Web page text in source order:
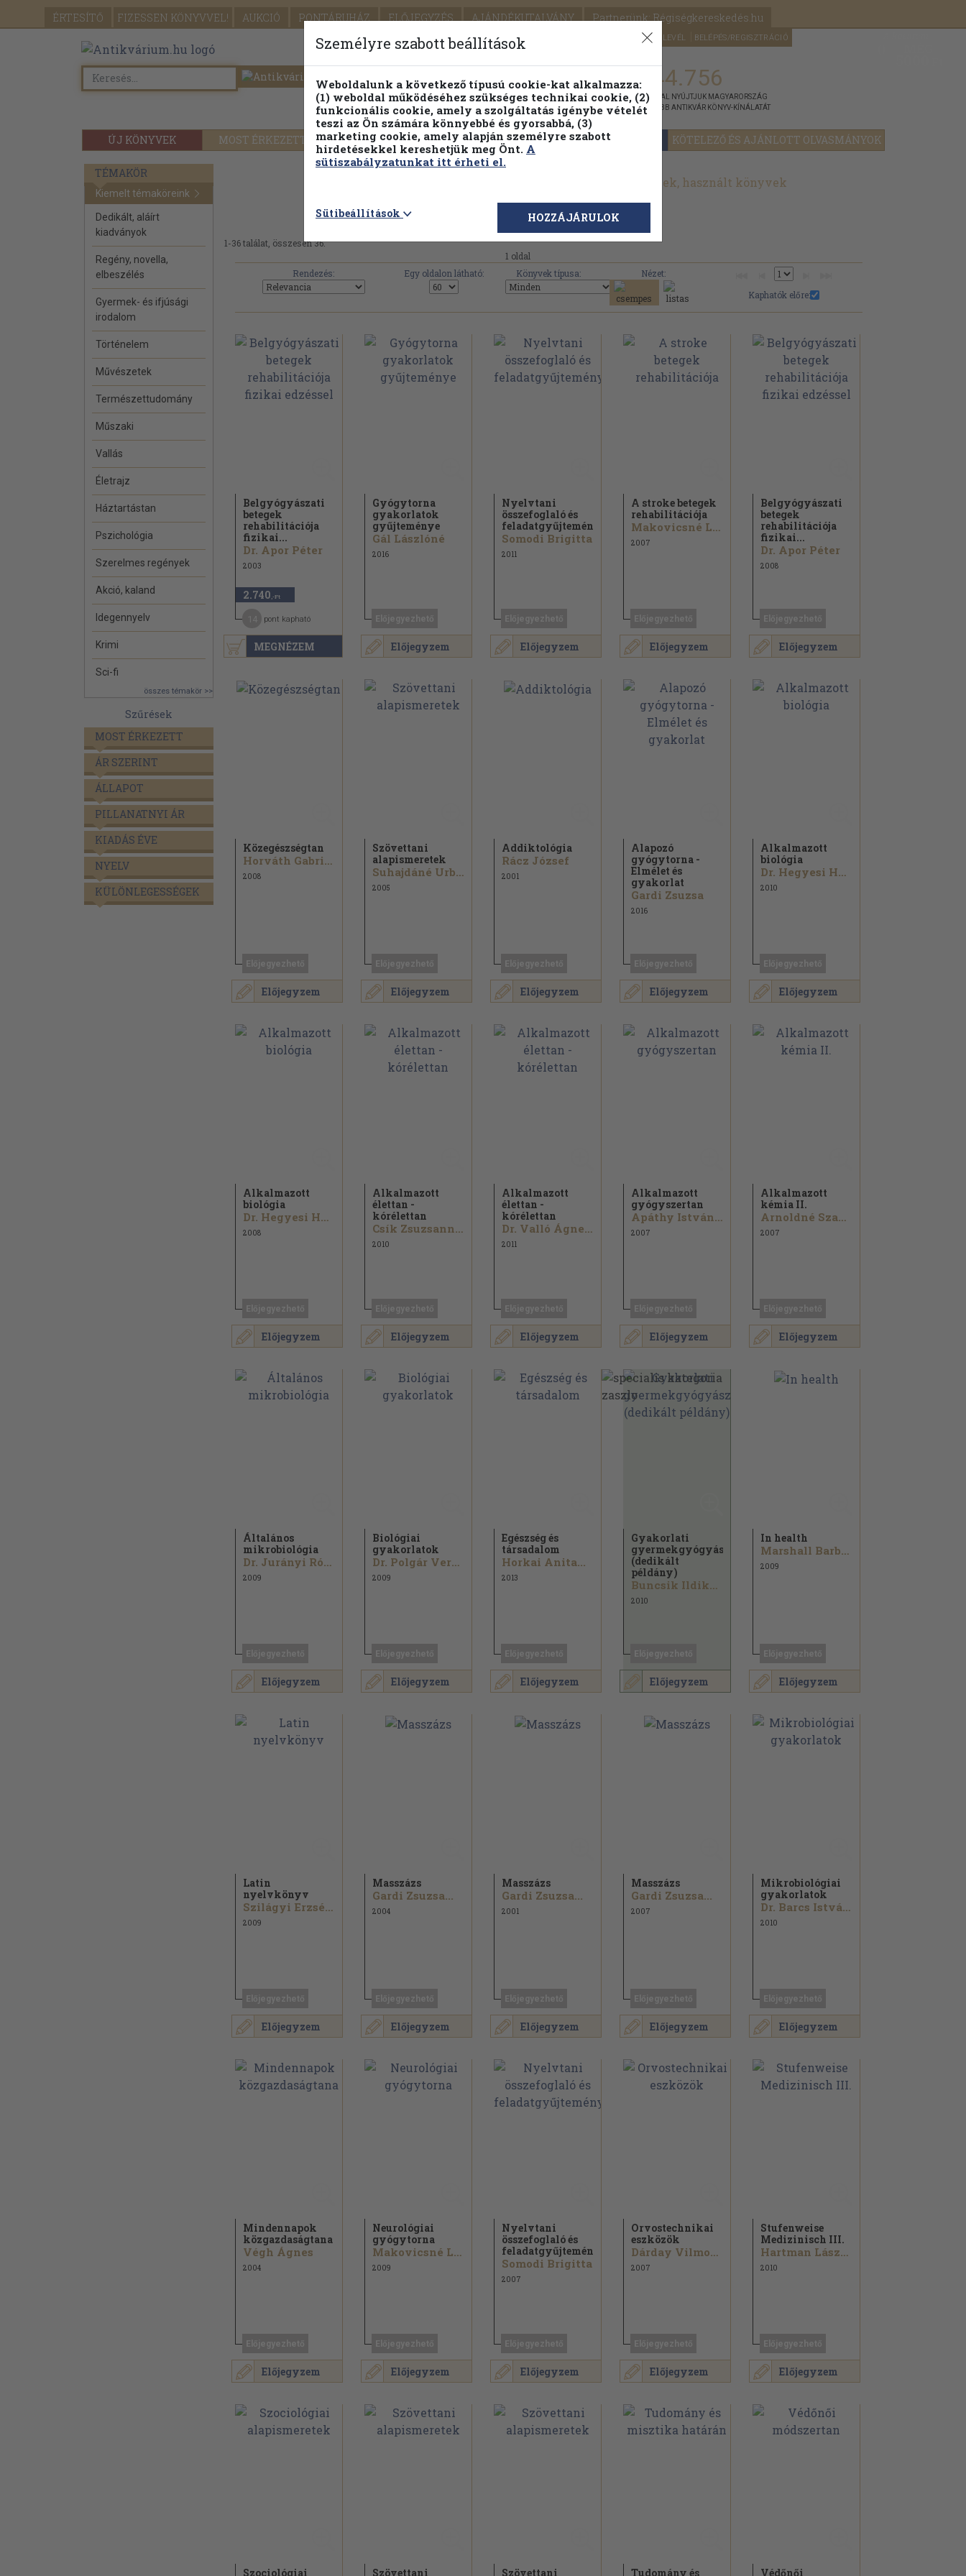
ÉRTESÍTŐ FIZESSEN KÖNYVVEL! AUKCIÓ PONTÁRUHÁZ ELŐJEGYZÉS AJÁNDÉKUTALVÁNY Partnerünk: Régiségkereskedés.hu
SEGÍTSÉG HÍRLEVÉL BELÉPÉS/REGISZTRÁCIÓ
ÚJ KÖNYVEK MOST ÉRKEZETT PILLANATNYI ÁRAINK FENNTARTHATÓ OLVASMÁNYOK KÖTELEZŐ ÉS AJÁNLOTT OLVASMÁNYOK
Részletes kereső Témaköri fa 1.144.756
KIADVÁNNYAL NYÚJTJUK MAGYARORSZÁG
LEGNAGYOBB ANTIKVÁR KÖNYV-KÍNÁLATÁT
TÉMAKÖR
Kiemelt témaköreink
Dedikált, aláírt
kiadványok
Regény, novella,
elbeszélés
Gyermek- és ifjúsági
irodalom
Történelem
Művészetek
Természettudomány
Műszaki
Vallás
Életrajz
Háztartástan
Pszichológia
Szerelmes regények
Akció, kaland
Idegennyelv
Krimi
Sci-fi
összes témakör >>
Szűrések
MOST ÉRKEZETT
ÁR SZERINT
ÁLLAPOT
PILLANATNYI ÁR
KIADÁS ÉVE
NYELV
KÜLÖNLEGESSÉGEK
Semmelweis Egyetem Egészségtudományi Kar művei, könyvek, használt könyvek
1-36 találat, összesen 36.
1 oldal
Rendezés:
Egy oldalon látható: Könyvek típusa:
Nézet:
Kaphatók előre:
MEGNÉZEM
Belgyógyászati
betegek
rehabilitációja
fizikai...
Dr. Apor Péter
2003
2.740 ,-Ft
pont kapható
Előjegyzem
Gyógytorna
gyakorlatok
gyűjteménye
Gál Lászlóné
2016
Előjegyzem
Nyelvtani
összefoglaló és
feladatgyűjtemény
Somodi Brigitta
2011
Előjegyzem
A stroke betegek
rehabilitációja
Makovicsné Landor Erika
2007
Előjegyzem
Belgyógyászati
betegek
rehabilitációja
fizikai...
Dr. Apor Péter
2008
Előjegyzem
Közegészségtan
Horváth Gabriella...
2008
Előjegyzem
Szövettani
alapismeretek
Suhajdáné Urbán Veronika...
2005
Előjegyzem
Addiktológia
Rácz József
2001
Előjegyzem
Alapozó
gyógytorna -
Elmélet és
gyakorlat
Gardi Zsuzsa
2016
Előjegyzem
Alkalmazott
biológia
Dr. Hegyesi Hargita...
2010
Előjegyzem
Alkalmazott
biológia
Dr. Hegyesi Hargita...
2008
Előjegyzem
Alkalmazott
élettan -
kórélettan
Csík Zsuzsanna...
2010
Előjegyzem
Alkalmazott
élettan -
kórélettan
Dr. Valló Ágnes...
2011
Előjegyzem
Alkalmazott
gyógyszertan
Apáthy Istvánné...
2007
Előjegyzem
Alkalmazott
kémia II.
Arnoldné Szabó Adrienne
2007
Előjegyzem
Általános
mikrobiológia
Dr. Jurányi Róbert...
2009
Előjegyzem
Biológiai
gyakorlatok
Dr. Polgár Veronika...
2009
Előjegyzem
Egészség és
társadalom
Horkai Anita...
2013
Előjegyzem
Gyakorlati
gyermekgyógyászat
(dedikált
példány)
Buncsik Ildikó...
2010
Előjegyzem
In health
Marshall Barbara Alexandra
2009
Előjegyzem
Latin
nyelvkönyv
Szilágyi Erzsébet
2009
Előjegyzem
Masszázs
Gardi Zsuzsa...
2004
Előjegyzem
Masszázs
Gardi Zsuzsa...
2001
Előjegyzem
Masszázs
Gardi Zsuzsa...
2007
Előjegyzem
Mikrobiológiai
gyakorlatok
Dr. Barcs István...
2010
Előjegyzem
Mindennapok
közgazdaságtana
Végh Ágnes
2004
Előjegyzem
Neurológiai
gyógytorna
Makovicsné Landor Erika...
2009
Előjegyzem
Nyelvtani
összefoglaló és
feladatgyűjtemény
Somodi Brigitta
2007
Előjegyzem
Orvostechnikai
eszközök
Dárday Vilmos...
2007
Előjegyzem
Stufenweise
Medizinisch III.
Hartman Lászlóné...
2010
Szociológiai Szövettani Szövettani Tudomány és Védőnői
Személyre szabott beállítások
Weboldalunk a következő típusú cookie-kat alkalmazza:
(1) weboldal működéséhez szükséges technikai cookie, (2)
funkcionális cookie, amely a szolgáltatás igénybe vételét
teszi az Ön számára könnyebbé és gyorsabbá, (3)
marketing cookie, amely alapján személyre szabott
hirdetésekkel kereshetjük meg Önt. A
sütiszabályzatunkat itt érheti el.
Sütibeállítások HOZZÁJÁRULOK